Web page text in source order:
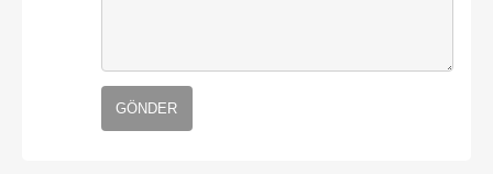
GÖNDER